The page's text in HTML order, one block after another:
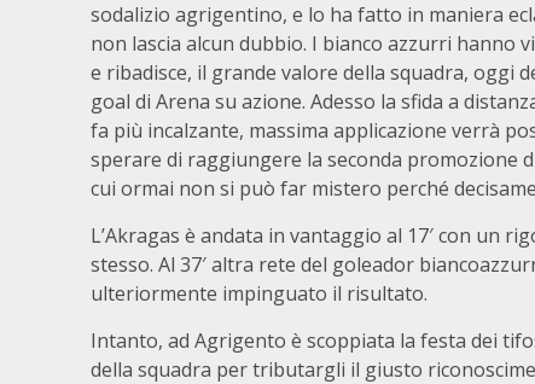
sodalizio agrigentino, e lo ha fatto in maniera
non lascia alcun dubbio. I bianco azzurri hanno
e ribadisce, il grande valore della squadra, oggi
goal di Arena su azione. Adesso la sfida a
fa più incalzante, massima applicazione verrà
sperare di raggiungere la seconda promozione
cui ormai non si può far mistero perché
L’Akragas è andata in vantaggio al 17′ con un
stesso. Al 37′ altra rete del goleador
ulteriormente impinguato il risultato.
Intanto, ad Agrigento è scoppiata la festa dei
della squadra per tributargli il giusto